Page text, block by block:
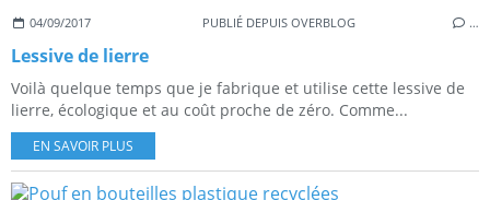
04/09/2017 PUBLIÉ DEPUIS OVERBLOG …
Lessive de lierre
Voilà quelque temps que je fabrique et utilise cette lessive de
lierre, écologique et au coût proche de zéro. Comme...
EN SAVOIR PLUS